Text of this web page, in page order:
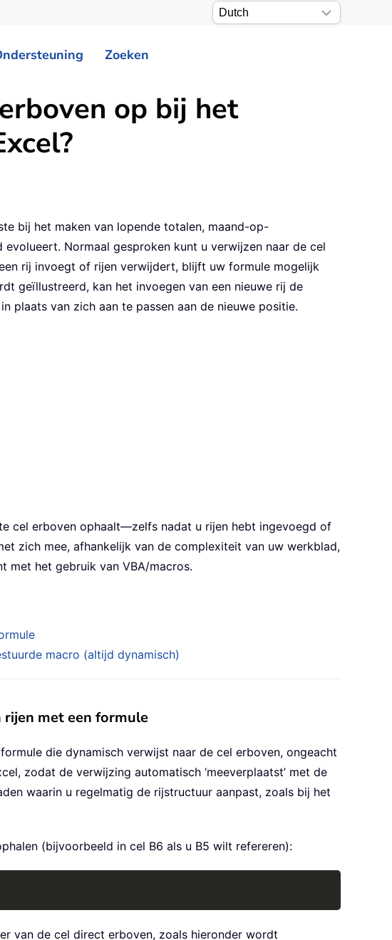
Zoeken
op bij het
bij het maken van lopende totalen, maand-op-
Normaal gesproken kunt u verwijzen naar de cel
rij invoegt of rijen verwijdert, blijft uw formule mogelijk
geïllustreerd, kan het invoegen van een nieuwe rij de
van zich aan te passen aan de nieuwe positie.
cel erboven ophaalt—zelfs nadat u rijen hebt ingevoegd of
zich mee, afhankelijk van de complexiteit van uw werkblad,
met het gebruik van VBA/macros.
macro (altijd dynamisch)
met een formule
die dynamisch verwijst naar de cel erboven, ongeacht
zodat de verwijzing automatisch ‘meeverplaatst’ met de
waarin u regelmatig de rijstructuur aanpast, zoals bij het
(bijvoorbeeld in cel B6 als u B5 wilt refereren):
van de cel direct erboven, zoals hieronder wordt